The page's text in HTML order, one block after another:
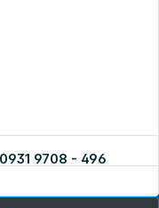
9708 - 496